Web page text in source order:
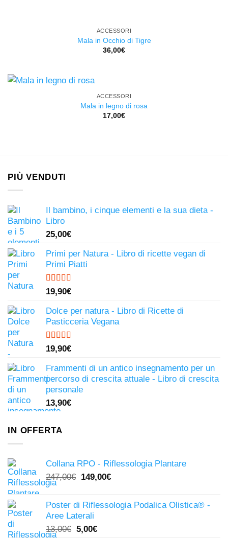
ACCESSORI
Mala in Occhio di Tigre
36,00€
ACCESSORI
Mala in legno di rosa
17,00€
PIÙ VENDUTI
Il bambino, i cinque elementi e la sua dieta -
Libro
25,00€
Primi per Natura - Libro di ricette vegan di
Primi Piatti
Valutato
4.50
19,90€
Dolce per natura - Libro di Ricette di
Pasticceria Vegana
Valutato
4.81
19,90€
Frammenti di un antico insegnamento per un
percorso di crescita attuale - Libro di crescita
personale
13,90€
IN OFFERTA
Collana RPO - Riflessologia Plantare
247,00€ Il
era:
247,00€.
149,00€Il
è:
Poster di Riflessologia Podalica Olistica® -
Aree Laterali
13,00€ Il
5,00€Il